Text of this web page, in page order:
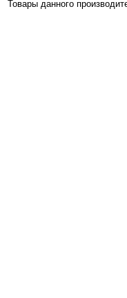
Товары данного